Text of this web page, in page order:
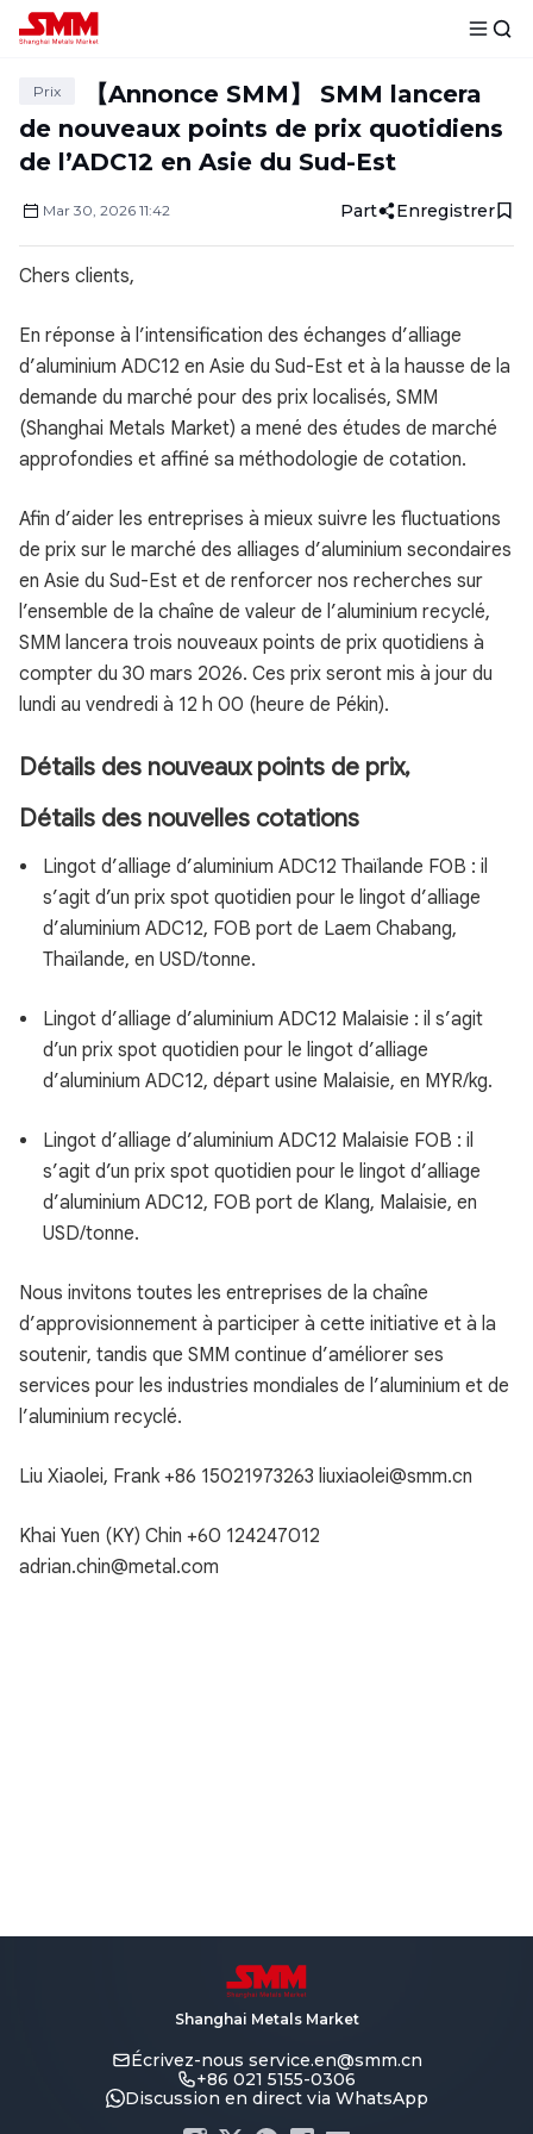
Prix
【Annonce SMM】 SMM lancera
de nouveaux points de prix quotidiens
de l’ADC12 en Asie du Sud-Est
Mar 30, 2026 11:42 Part Enregistrer
Chers clients,
En réponse à l’intensification des échanges d’alliage
d’aluminium ADC12 en Asie du Sud-Est et à la hausse de la
demande du marché pour des prix localisés, SMM
(Shanghai Metals Market) a mené des études de marché
approfondies et affiné sa méthodologie de cotation.
Afin d’aider les entreprises à mieux suivre les fluctuations
de prix sur le marché des alliages d’aluminium secondaires
en Asie du Sud-Est et de renforcer nos recherches sur
l’ensemble de la chaîne de valeur de l’aluminium recyclé,
SMM lancera trois nouveaux points de prix quotidiens à
compter du 30 mars 2026. Ces prix seront mis à jour du
lundi au vendredi à 12 h 00 (heure de Pékin).
Détails des nouveaux points de prix,
Détails des nouvelles cotations
Lingot d’alliage d’aluminium ADC12 Thaïlande FOB : il
s’agit d’un prix spot quotidien pour le lingot d’alliage
d’aluminium ADC12, FOB port de Laem Chabang,
Thaïlande, en USD/tonne.
Lingot d’alliage d’aluminium ADC12 Malaisie : il s’agit
d’un prix spot quotidien pour le lingot d’alliage
d’aluminium ADC12, départ usine Malaisie, en MYR/kg.
Lingot d’alliage d’aluminium ADC12 Malaisie FOB : il
s’agit d’un prix spot quotidien pour le lingot d’alliage
d’aluminium ADC12, FOB port de Klang, Malaisie, en
USD/tonne.
Nous invitons toutes les entreprises de la chaîne
d’approvisionnement à participer à cette initiative et à la
soutenir, tandis que SMM continue d’améliorer ses
services pour les industries mondiales de l’aluminium et de
l’aluminium recyclé.
Liu Xiaolei, Frank +86 15021973263 liuxiaolei@smm.cn
Khai Yuen (KY) Chin +60 124247012
adrian.chin@metal.com
Shanghai Metals Market
Écrivez-nous service.en@smm.cn
+86 021 5155-0306
Discussion en direct via WhatsApp